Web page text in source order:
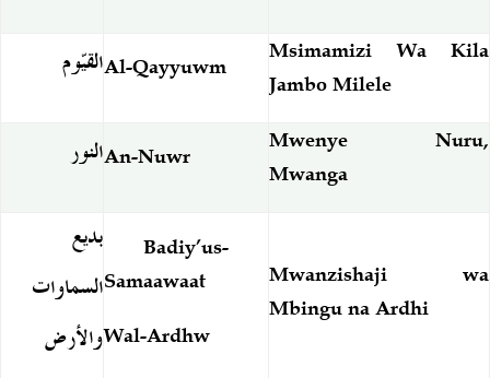
القيّومAl-Qayyuwm
Msimamizi Wa Kila
Jambo Milele
النورAn-Nuwr
Mwenye Nuru,
Mwanga
بديع
السماوات
والأرض
Badiy’us-
Samaawaat
Wal-Ardhw
Mwanzishaji wa
Mbingu na Ardhi